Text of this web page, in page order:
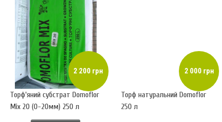
2 200 грн
Торф'яний субстрат Domoflor
Mix 20 (0-20мм) 250 л
2 000 грн
Торф натуральний Domoflor
250 л